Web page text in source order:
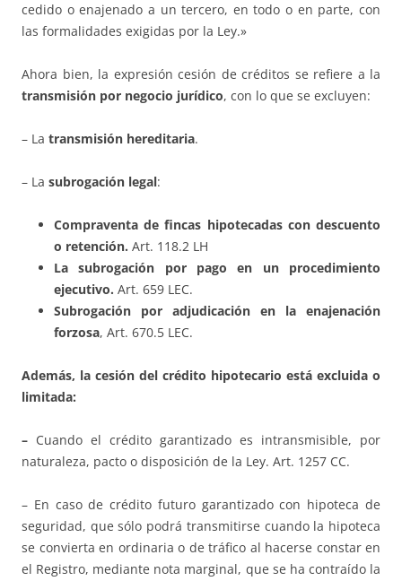
cedido o enajenado a un tercero, en todo o en parte, con
las formalidades exigidas por la Ley.»
Ahora bien, la expresión cesión de créditos se refiere a la
transmisión por negocio jurídico, con lo que se excluyen:
– La transmisión hereditaria.
– La subrogación legal:
Compraventa de fincas hipotecadas con descuento
o retención. Art. 118.2 LH
La subrogación por pago en un procedimiento
ejecutivo. Art. 659 LEC.
Subrogación por adjudicación en la enajenación
forzosa, Art. 670.5 LEC.
Además, la cesión del crédito hipotecario está excluida o
limitada:
– Cuando el crédito garantizado es intransmisible, por
naturaleza, pacto o disposición de la Ley. Art. 1257 CC.
– En caso de crédito futuro garantizado con hipoteca de
seguridad, que sólo podrá transmitirse cuando la hipoteca
se convierta en ordinaria o de tráfico al hacerse constar en
el Registro, mediante nota marginal, que se ha contraído la